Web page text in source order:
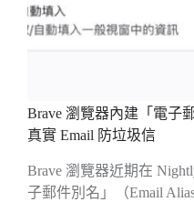
Brave 瀏覽器內建「電子
真實 Email 防垃圾信
Brave 瀏覽器近期在
子郵件別名」（Email